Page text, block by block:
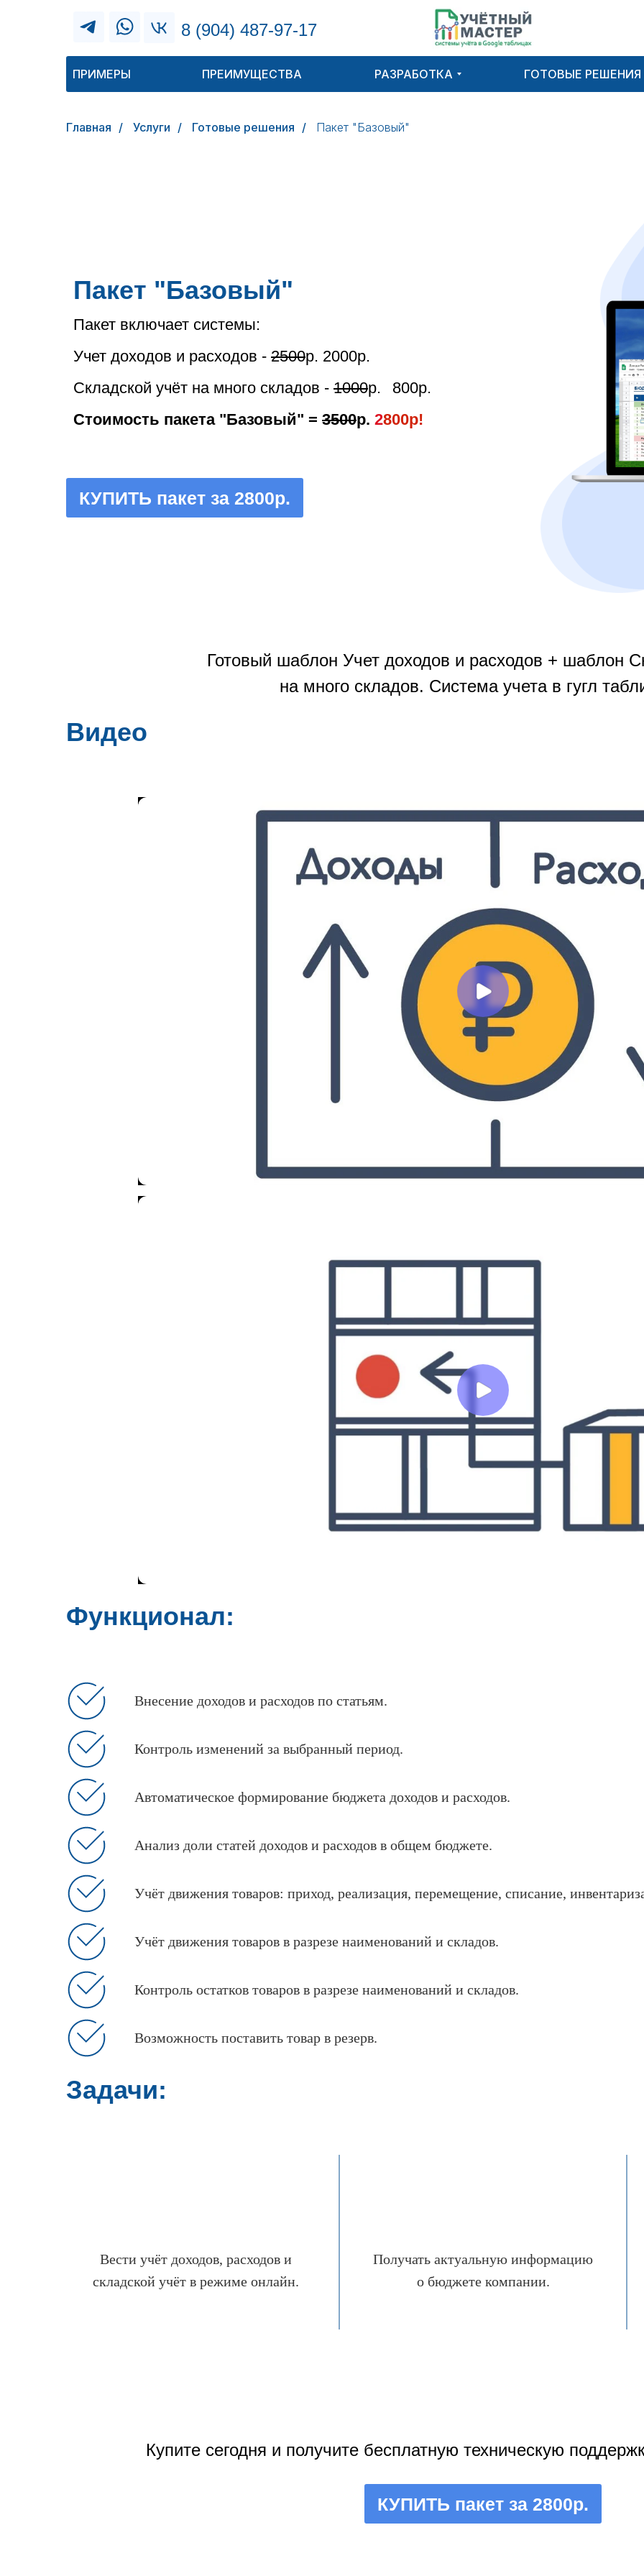
ГОТОВЫЕ РЕШЕНИЯ
РАЗРАБОТКА
ПРЕИМУЩЕСТВА
ПРИМЕРЫ
8 (904) 487-97-17
Главная / Услуги / Готовые решения / Пакет "Базовый"
Пакет "Базовый"
Пакет включает системы:
Учет доходов и расходов - 2500р. 2000р.
Складской учёт на много складов - 1000р.⠀800р.
Стоимость пакета "Базовый" = 3500р. 2800р!
КУПИТЬ пакет за 2800р.
Готовый шаблон Учет доходов и расходов + шаблон
на много складов. Система учета в гугл
Видео
Функционал:
Внесение доходов и расходов по статьям.
Контроль изменений за выбранный период.
Автоматическое формирование бюджета доходов и расходов.
Анализ доли статей доходов и расходов в общем бюджете.
Учёт движения товаров: приход, реализация, перемещение, списание,
Учёт движения товаров в разрезе наименований и складов.
Контроль остатков товаров в разрезе наименований и складов.
Возможность поставить товар в резерв.
Задачи:
Вести учёт доходов, расходов и
складской учёт в режиме онлайн.
Получать актуальную информацию
о бюджете компании.
Купите сегодня и получите бесплатную техническую
КУПИТЬ пакет за 2800р.